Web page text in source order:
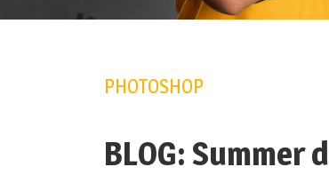
PHOTOSHOP
BLOG: Summer